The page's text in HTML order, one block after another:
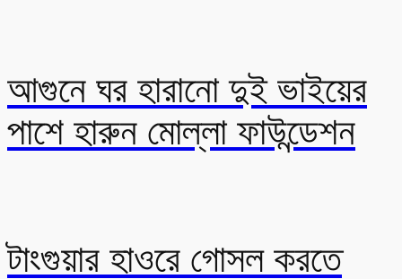
আগুনে ঘর হারানো দুই ভাইয়ের
পাশে হারুন মোল্লা ফাউন্ডেশন
টাংগুয়ার হাওরে গোসল করতে